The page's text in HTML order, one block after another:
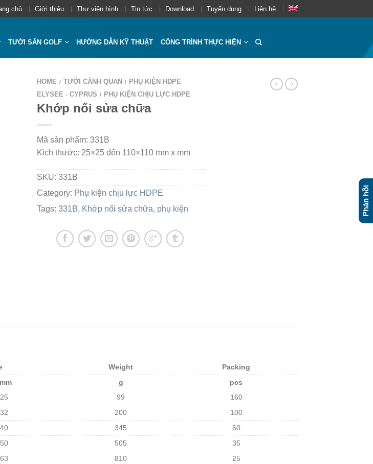
chủ Giới thiệu Thư viện hình Tin tức Download Tuyển dụng Liên hệ
TƯỚI SÂN GOLF HƯỚNG DẪN KỸ THUẬT CÔNG TRÌNH THỰC HIỆN
HOME / TƯỚI CẢNH QUAN / PHỤ KIỆN HDPE
ELYSEE - CYPRUS / PHỤ KIỆN CHỊU LỰC HDPE
Khớp nối sửa chữa
Mã sản phẩm: 331B
Kích thước: 25×25 đến 110×110 mm x mm
SKU: 331B
Category: Phụ kiện chịu lực HDPE
Tags: 331B, Khớp nối sửa chữa, phụ kiện
Weight
Packing
g
pcs
99
160
200
100
345
60
505
35
810
25
Phản hồi